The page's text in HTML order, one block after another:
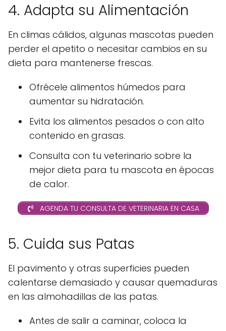
4. Adapta su Alimentación
En climas cálidos, algunas mascotas pueden
perder el apetito o necesitar cambios en su
dieta para mantenerse frescas.
Ofrécele alimentos húmedos para
aumentar su hidratación.
Evita los alimentos pesados o con alto
contenido en grasas.
Consulta con tu veterinario sobre la
mejor dieta para tu mascota en épocas
de calor.
AGENDA TU CONSULTA DE VETERINARIA EN CASA
5. Cuida sus Patas
El pavimento y otras superficies pueden
calentarse demasiado y causar quemaduras
en las almohadillas de las patas.
Antes de salir a caminar, coloca la